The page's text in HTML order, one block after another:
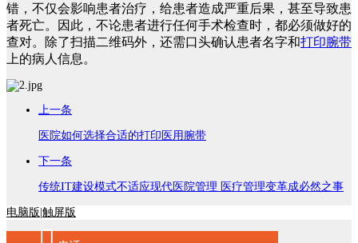
错，不仅会影响患者治疗，给患者造成严重后果，甚至导致患
者死亡。因此，不论患者进行任何手术检查时，都必须做好的
查对。除了扫描二维码外，还需口头确认患者名字和打印腕带
上的病人信息。
上一条
医院如何选择合适的打印医用腕带
下一条
传统IT建设模式不适应现代医院管理 医疗管理变革成必然之事
电脑版 触屏版